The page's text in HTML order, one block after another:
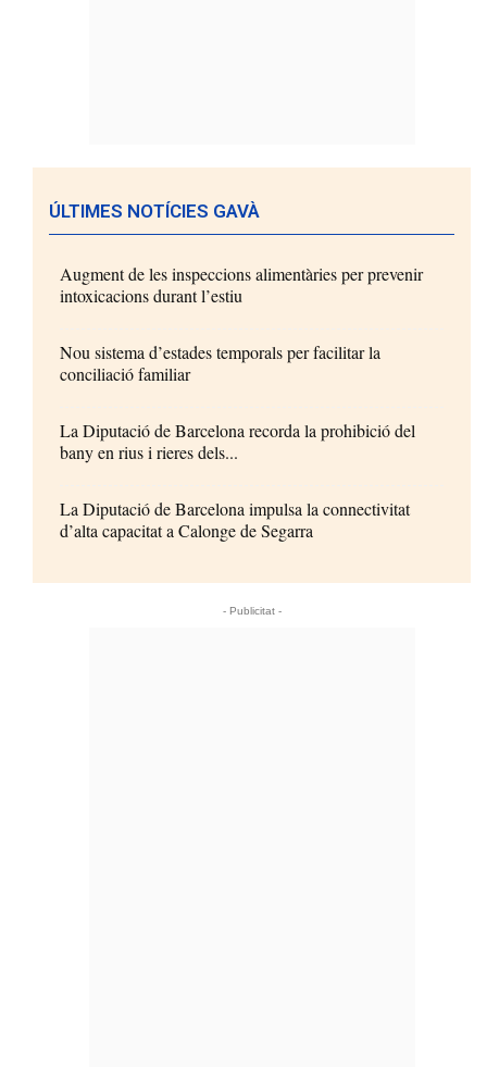
ÚLTIMES NOTÍCIES GAVÀ
Augment de les inspeccions alimentàries per prevenir
intoxicacions durant l’estiu
Nou sistema d’estades temporals per facilitar la
conciliació familiar
La Diputació de Barcelona recorda la prohibició del
bany en rius i rieres dels...
La Diputació de Barcelona impulsa la connectivitat
d’alta capacitat a Calonge de Segarra
- Publicitat -